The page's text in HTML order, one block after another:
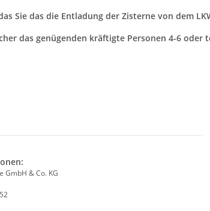
Sie das die Entladung der Zisterne von dem
das genügenden kräftigte Personen 4-6
GmbH & Co. KG